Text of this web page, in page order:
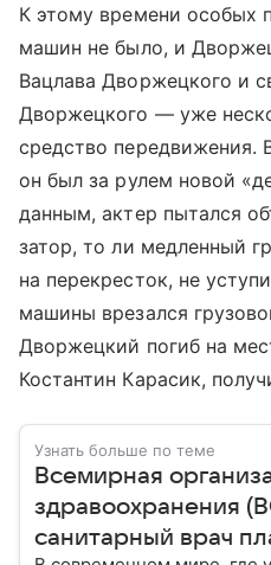
К этому времени особых
машин не было, и
Вацлава Дворжецкого и
Дворжецкого — уже
средство передвижения.
он был за рулем новой
данным, актер пытался
затор, то ли медленный
на перекресток, не
машины врезался
Дворжецкий погиб на
Костантин Карасик,
Узнать больше по теме
Всемирная
здравоохранения
санитарный врач